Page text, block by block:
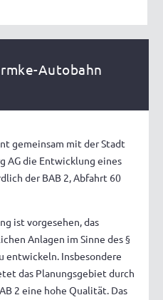
Autobahn
gemeinsam mit der Stadt
AG die Entwicklung eines
der BAB 2, Abfahrt 60
ist vorgesehen, das
Anlagen im Sinne des §
entwickeln. Insbesondere
das Planungsgebiet durch
2 eine hohe Qualität. Das